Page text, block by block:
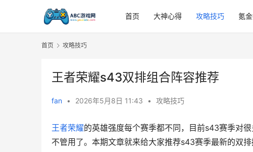
首页 大神心得 攻略技巧 氪
首页 攻略技巧
王者荣耀s43双排组合阵容推荐
fan • 2026年5月8日 11:43 • 攻略技巧
王者荣耀的英雄强度每个赛季都不同，目前s43赛季对
不管用了。本期文章就来给大家推荐s43赛季最新的双